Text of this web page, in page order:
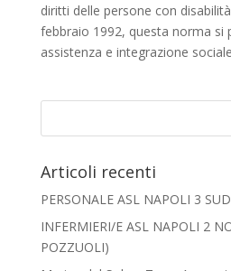
diritti delle persone con
febbraio 1992, questa norma si
assistenza e integrazione
Articoli recenti
PERSONALE ASL NAPOLI 3 SUD
INFERMIERI/E ASL NAPOLI 2
POZZUOLI)